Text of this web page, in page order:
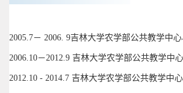
2005.7－ 2006. 9吉林大学农学部公共教学中
2006.10－2012.9 吉林大学农学部公共教学中
2012.10 - 2014.7 吉林大学农学部公共教学中